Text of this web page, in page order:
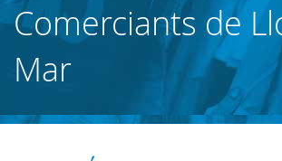
Comerciants de
Mar